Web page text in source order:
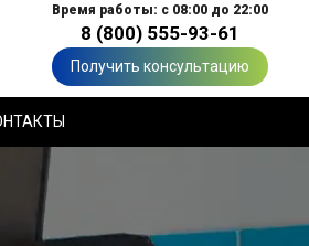
Время работы: с 08:00 до 22:00
8 (800) 555-93-61
Получить консультацию